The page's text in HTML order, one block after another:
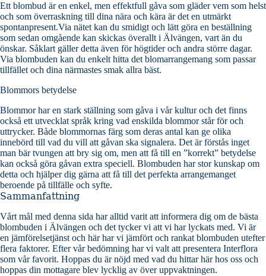
Ett blombud är en enkel, men effektfull gåva som gläder vem som helst
och som överraskning till dina nära och kära är det en utmärkt
spontanpresent.Via nätet kan du smidigt och lätt göra en beställning
som sedan omgående kan skickas överallt i Älvängen, vart än du
önskar. Såklart gäller detta även för högtider och andra större dagar.
Via blombuden kan du enkelt hitta det blomarrangemang som passar
tillfället och dina närmastes smak allra bäst.
Blommors betydelse
Blommor har en stark ställning som gåva i vår kultur och det finns
också ett utvecklat språk kring vad enskilda blommor står för och
uttrycker. Både blommornas färg som deras antal kan ge olika
innebörd till vad du vill att gåvan ska signalera. Det är förstås inget
man bär tvungen att bry sig om, men att få till en ”korrekt” betydelse
kan också göra gåvan extra speciell. Blombuden har stor kunskap om
detta och hjälper dig gärna att få till det perfekta arrangemanget
beroende på tillfälle och syfte.
Sammanfattning
Vårt mål med denna sida har alltid varit att informera dig om de bästa
blombuden i Älvängen och det tycker vi att vi har lyckats med. Vi är
en jämförelsetjänst och här har vi jämfört och rankat blombuden utefter
flera faktorer. Efter vår bedömning har vi valt att presentera Interflora
som vår favorit. Hoppas du är nöjd med vad du hittar här hos oss och
hoppas din mottagare blev lycklig av över uppvaktningen.